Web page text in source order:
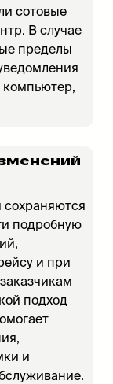
сотовые
В случае
пределы
компьютер,
сохраняются
подробную
и при
подход
и